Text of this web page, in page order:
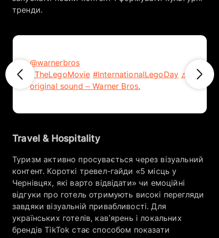
тренди.
@warnerbros
#TheLegoMovie #InternationalLegoDay ♬
original sound – Warner Bros.
looks
Travel & Hospitality
Туризм активно просувається через візуальний
контент. Короткі тревел-гайди «5 місць у
Чернівцях, які варто відвідати» чи емоційні
відгуки про готель отримують високі перегляди
завдяки візуальній привабливості. Для
українських готелів, кав’ярень і локальних
брендів TikTok стає способом показати